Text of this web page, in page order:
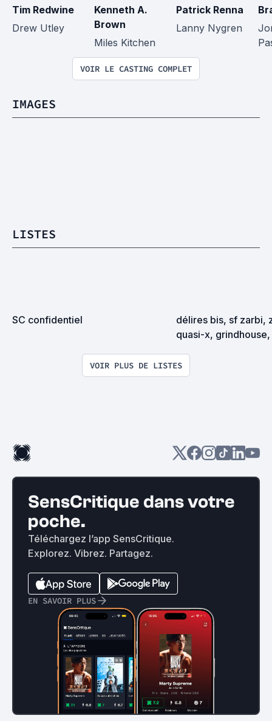
Tim Redwine
Drew Utley
Kenneth A.
Brown
Miles Kitchen
Patrick Renna
Lanny Nygren
VOIR LE CASTING COMPLET
IMAGES
LISTES
SC confidentiel
délires bis, sf zarbi,
quasi-x,
VOIR PLUS DE LISTES
SensCritique dans votre
poche.
Téléchargez l’app SensCritique.
Explorez. Vibrez. Partagez.
EN SAVOIR PLUS